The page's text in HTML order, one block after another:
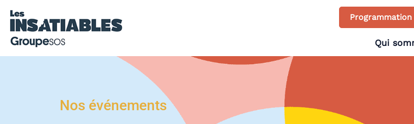
Programmation
Qui
Nos événements